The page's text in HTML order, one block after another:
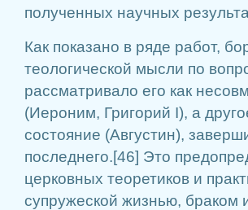
полученных научных
Как показано в ряде работ,
теологической мысли по
рассматривало его как
(Иероним, Григорий I), а
состояние (Августин),
последнего.[46] Это
церковных теоретиков и
супружеской жизнью, браком